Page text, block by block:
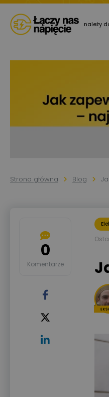
należy
Strona główna Blog
0
Komentarze